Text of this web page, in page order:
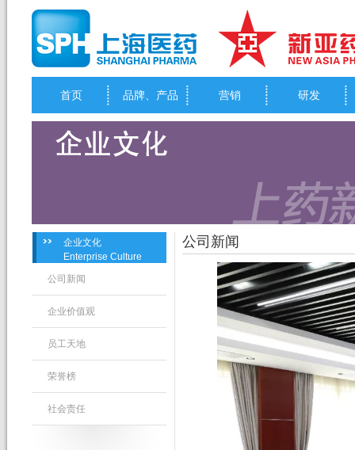
首页 品牌、产品 营销 研发
企业文化
Enterprise Culture
公司新闻
企业价值观
员工天地
荣誉榜
社会责任
公司新闻